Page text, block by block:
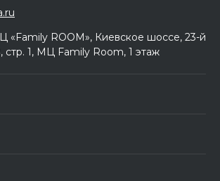
«Family ROOM», Киевское шоссе, 23-й
стр. 1, МЦ Family Room, 1 этаж